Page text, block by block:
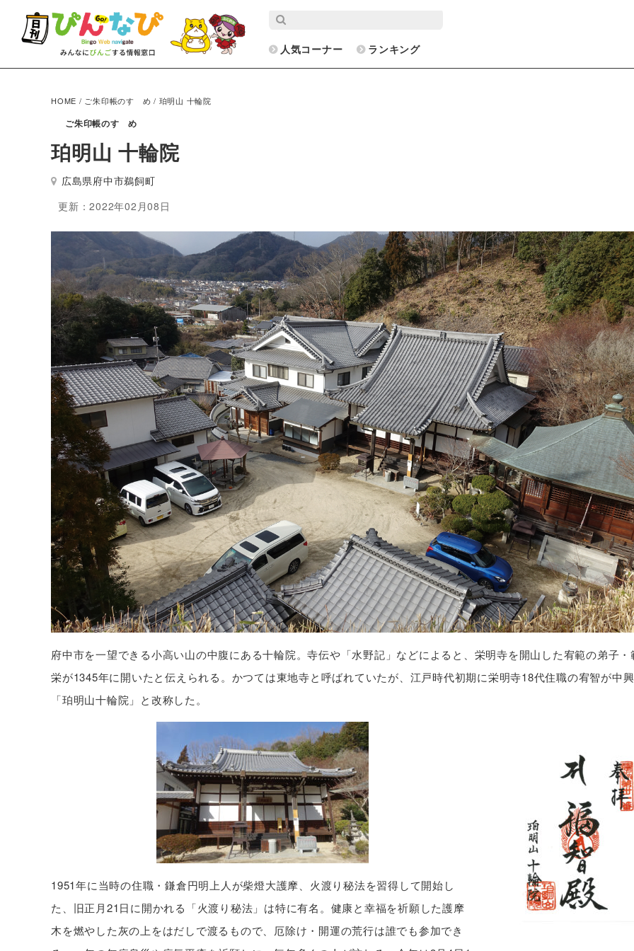
人気コーナー ランキング
HOME / ご朱印帳のすゝめ / 珀明山 十輪院
ご朱印帳のすゝめ
珀明山 十輪院
広島県府中市鵜飼町
更新：2022年02月08日
府中市を一望できる小高い山の中腹にある十輪院。寺伝や「水野記」などによると、栄明寺を開山した宥範の弟子・
栄が1345年に開いたと伝えられる。かつては東地寺と呼ばれていたが、江戸時代初期に栄明寺18代住職の宥智が中
「珀明山十輪院」と改称した。
1951年に当時の住職・鎌倉円明上人が柴燈大護摩、火渡り秘法を習得して開始し
た、旧正月21日に開かれる「火渡り秘法」は特に有名。健康と幸福を祈願した護摩
木を燃やした灰の上をはだしで渡るもので、厄除け・開運の荒行は誰でも参加でき